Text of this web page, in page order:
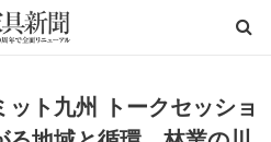
ット九州 トークセッショ